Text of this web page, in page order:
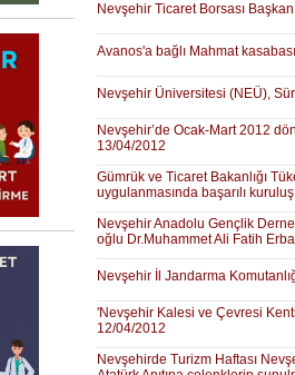
Nevşehir Ticaret Borsası
Avanos'a bağlı Mahmat
Nevşehir Üniversitesi (NEÜ),
Nevşehir’de Ocak-Mart 2012
13/04/2012
Gümrük ve Ticaret Bakanlığı
uygulanmasında başarılı
Nevşehir Anadolu Gençlik
oğlu Dr.Muhammet Ali Fatih
Nevşehir İl Jandarma
'Nevşehir Kalesi ve Çevresi
12/04/2012
Nevşehirde Turizm Haftası